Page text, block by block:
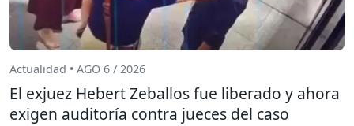
Actualidad • AGO 6 / 2026
El exjuez Hebert Zeballos fue liberado y ahora
exigen auditoría contra jueces del caso